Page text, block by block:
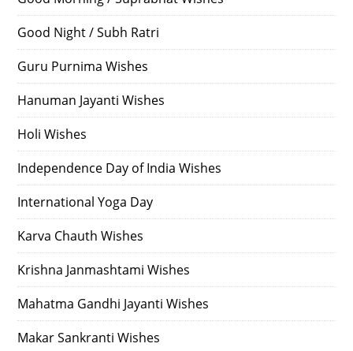
Good Night / Subh Ratri
Guru Purnima Wishes
Hanuman Jayanti Wishes
Holi Wishes
Independence Day of India Wishes
International Yoga Day
Karva Chauth Wishes
Krishna Janmashtami Wishes
Mahatma Gandhi Jayanti Wishes
Makar Sankranti Wishes